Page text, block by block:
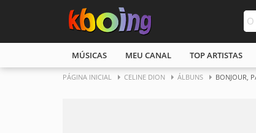
MÚSICAS MEU CANAL TOP ARTISTAS
PÁGINA INICIAL CELINE DION ÁLBUNS BONJOUR,